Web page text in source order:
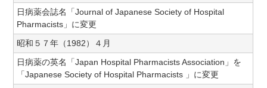
日病薬会誌名「Journal of Japanese Society of Hospital
Pharmacists」に変更
昭和５７年（1982）４月
日病薬の英名「Japan Hospital Pharmacists Association」を
「Japanese Society of Hospital Pharmacists 」に変更